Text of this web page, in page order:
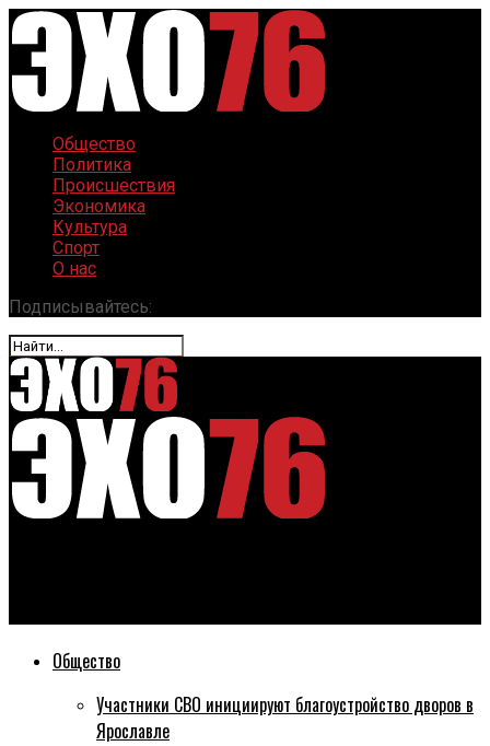
Общество
Политика
Происшествия
Экономика
Культура
Спорт
О нас
Подписывайтесь:
Общество
Участники СВО инициируют благоустройство дворов в
Ярославле